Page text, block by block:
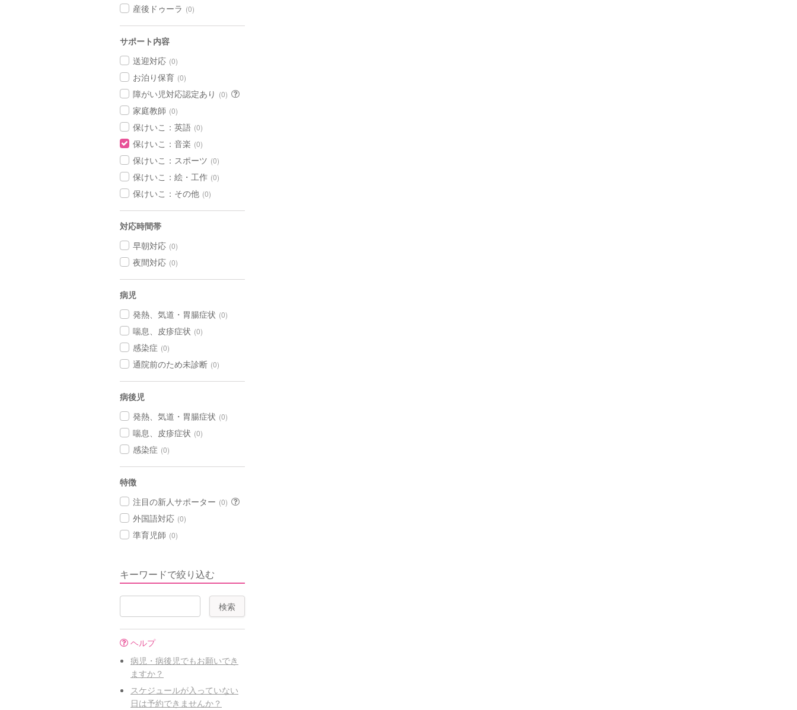
産後ドゥーラ (0)
サポート内容
送迎対応 (0)
お泊り保育 (0)
障がい児対応認定あり (0)
家庭教師 (0)
保けいこ：英語 (0)
保けいこ：音楽 (0)
保けいこ：スポーツ (0)
保けいこ：絵・工作 (0)
保けいこ：その他 (0)
対応時間帯
早朝対応 (0)
夜間対応 (0)
病児
発熱、気道・胃腸症状 (0)
喘息、皮疹症状 (0)
感染症 (0)
通院前のため未診断 (0)
病後児
発熱、気道・胃腸症状 (0)
喘息、皮疹症状 (0)
感染症 (0)
特徴
注目の新人サポーター (0)
外国語対応 (0)
準育児師 (0)
キーワードで絞り込む
ヘルプ
病児・病後児でもお願いでき
ますか？
スケジュールが入っていない
日は予約できませんか？